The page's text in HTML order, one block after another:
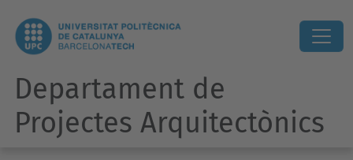
Departament de
Projectes Arquitectònics